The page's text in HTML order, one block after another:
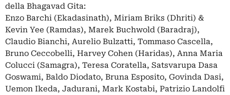
della Bhagavad Gita:
Enzo Barchi (Ekadasinath), Miriam Briks (Dhriti) &
Kevin Yee (Ramdas), Marek Buchwold (Baradraj),
Claudio Bianchi, Aurelio Bulzatti, Tommaso Cascella,
Bruno Ceccobelli, Harvey Cohen (Haridas), Anna Maria
Colucci (Samagra), Teresa Coratella, Satsvarupa Dasa
Goswami, Baldo Diodato, Bruna Esposito, Govinda Dasi,
Uemon Ikeda, Jadurani, Mark Kostabi, Patrizio Landolfi